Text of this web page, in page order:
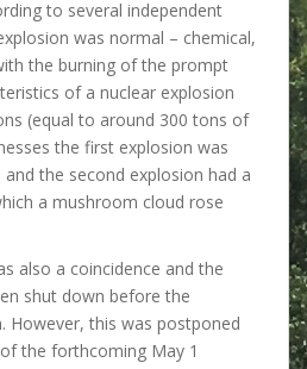
to several independent
was normal – chemical,
the burning of the prompt
of a nuclear explosion
(equal to around 300 tons of
the first explosion was
the second explosion had a
a mushroom cloud rose
also a coincidence and the
shut down before the
However, this was postponed
the forthcoming May 1